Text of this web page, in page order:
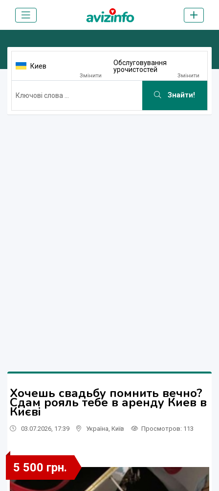
Киев
Змінити
Обслуговування
урочистостей
Змінити
Знайти!
Хочешь свадьбу помнить вечно?
Сдам рояль тебе в аренду Киев в
Києві
03.07.2026, 17:39 Україна Київ Просмотров: 113
5 500 грн.